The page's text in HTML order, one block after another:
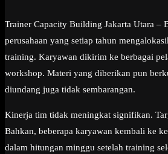
Trainer Capacity Building Jakarta Utara –
perusahaan yang setiap tahun
training. Karyawan dikirim ke berbagai
workshop. Materi yang diberikan pun
diundang juga tidak sembarangan.
Kinerja tim tidak meningkat signifikan.
Bahkan, beberapa karyawan kembali ke
dalam hitungan minggu setelah training